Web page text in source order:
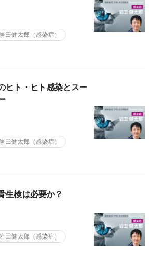
田健太郎（感染症）
ヒト・ヒト感染とスー
田健太郎（感染症）
生検は必要か？
田健太郎（感染症）